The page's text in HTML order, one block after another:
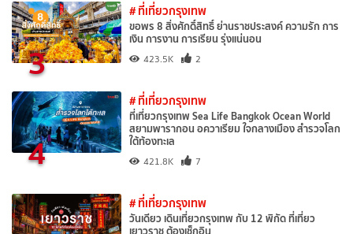
3
# ที่เที่ยวกรุงเทพ
ขอพร 8 สิ่งศักดิ์สิทธิ์ ย่านราชประสงค์ ความรัก การ
เงิน การงาน การเรียน รุ่งแน่นอน
423.5K 2
4
# ที่เที่ยวกรุงเทพ
ที่เที่ยวกรุงเทพ Sea Life Bangkok Ocean World
สยามพารากอน อควาเรียม ใจกลางเมือง สำรวจโลก
ใต้ท้องทะเล
421.8K 7
# ที่เที่ยวกรุงเทพ
วันเดียว เดินเที่ยวกรุงเทพ กับ 12 พิกัด ที่เที่ยว